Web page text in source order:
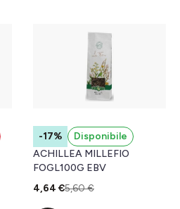
-17%
Disponibile
ACHILLEA MILLEFIO
FOGL100G EBV
4,64 €5,60 €